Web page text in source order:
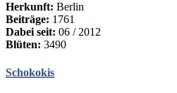
Herkunft: Berlin
Beiträge: 1761
Dabei seit: 06 / 2012
Blüten: 3490
Schokokis